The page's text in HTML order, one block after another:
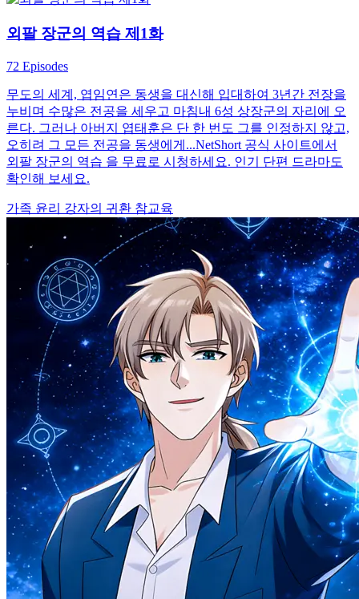
외팔 장군의 역습 제1화
72 Episodes
무도의 세계, 엽임연은 동생을 대신해 입대하여 3년간 전장을
누비며 수많은 전공을 세우고 마침내 6성 상장군의 자리에 오
른다. 그러나 아버지 엽태훈은 단 한 번도 그를 인정하지 않고,
오히려 그 모든 전공을 동생에게...NetShort 공식 사이트에서
외팔 장군의 역습 을 무료로 시청하세요. 인기 단편 드라마도
확인해 보세요.
가족 윤리 강자의 귀환 참교육